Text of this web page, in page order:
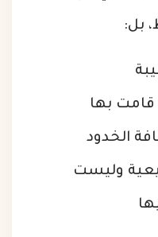
بل:
قامت بها
الخدود
وليست